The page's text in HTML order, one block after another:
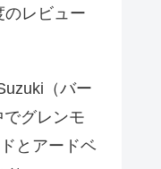
のレビュー
（バー
グレンモ
とアードベ